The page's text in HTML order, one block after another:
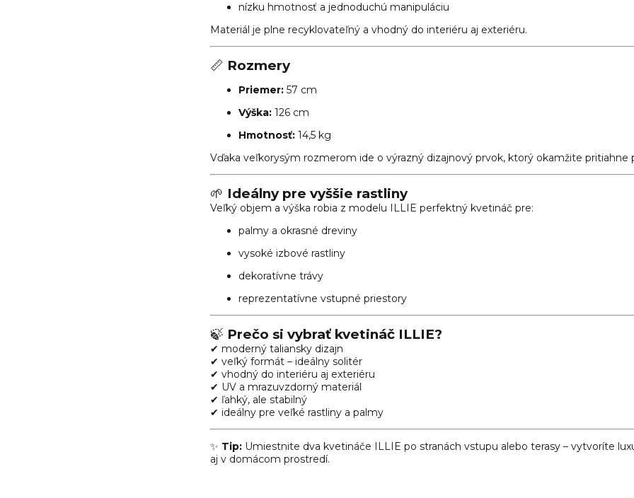
nízku hmotnosť a jednoduchú manipuláciu
Materiál je plne recyklovateľný a vhodný do interiéru aj exteriéru.
📏 Rozmery
Priemer: 57 cm
Výška: 126 cm
Hmotnosť: 14,5 kg
Vďaka veľkorysým rozmerom ide o výrazný dizajnový prvok, ktorý okamžite pritiahne
🌱 Ideálny pre vyššie rastliny
Veľký objem a výška robia z modelu ILLIE perfektný kvetináč pre:
palmy a okrasné dreviny
vysoké izbové rastliny
dekoratívne trávy
reprezentatívne vstupné priestory
🍃 Prečo si vybrať kvetináč ILLIE?
✔ moderný taliansky dizajn
✔ veľký formát – ideálny solitér
✔ vhodný do interiéru aj exteriéru
✔ UV a mrazuvzdorný materiál
✔ ľahký, ale stabilný
✔ ideálny pre veľké rastliny a palmy
✨ Tip: Umiestnite dva kvetináče ILLIE po stranách vstupu alebo terasy – vytvoríte
aj v domácom prostredí.